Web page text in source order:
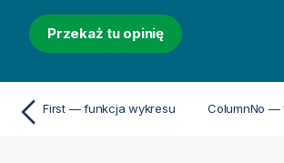
Przekaż tu opinię
First — funkcja wykresu